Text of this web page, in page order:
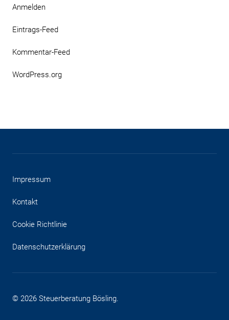
Anmelden
Eintrags-Feed
Kommentar-Feed
WordPress.org
Impressum
Kontakt
Cookie Richtlinie
Datenschutzerklärung
© 2026 Steuerberatung Bösling.